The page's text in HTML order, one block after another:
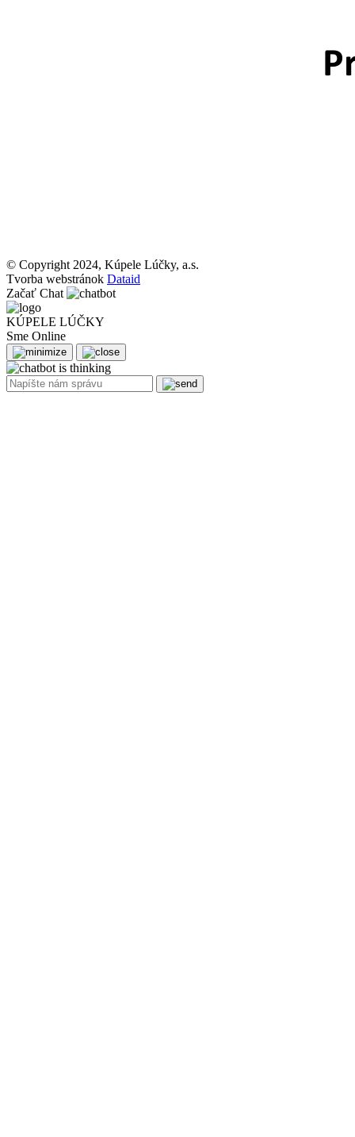
© Copyright 2024, Kúpele Lúčky, a.s.
Tvorba webstránok Dataid
Začať Chat
KÚPELE LÚČKY
Sme Online